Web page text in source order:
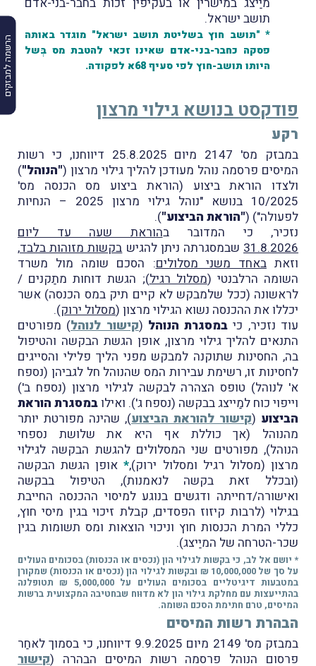
הרשמה למבזקים
תושב ישראל.
* "תושב חוץ בשליטת תושב ישראל" מוגדר באותה
פסקה כחבר-בני-אדם שאינו זכאי להטבת מס בְּשל
היותו תושב-חוץ לפי סעיף 68א לפקודה.
פודקסט בנושא גילוי מרצון
רקע
במבזק מס' 2147 מיום 25.8.2025 דיווחנו, כי רשות
המיסים פרסמה נוהל מעודכן להליך גילוי מרצון ("הנוהל"​)
ולצדו הוראת ביצוע (הוראת ביצוע מס הכנסה מס'
10/2025 בנושא "נוהל גילוי מרצון 2025 – הנחיות
לפעולה") ("הוראת הביצוע").
נזכיר, כי המדובר בהוראת שעה עד ליום
31.8.2026 שבמסגרתה ניתן להגיש בקשות מזוהות בלבד,
וזאתבאחד משני מסלולים: הסכם שומה מול משרד
השומה הרלבנטי (מסלול רגיל); הגשת דוחות מתַקנים /
לראשונה (ככל שלמבקש לא קיים תיק במס הכנסה) אשר
יכללו את ההכנסה נשוא הגילוי מרצון (מסלול ירוק).
עוד נזכיר, כי במסגרת הנוהל (קישור לנוהל) מפורטים
התנאים להליך גילוי מרצון, אופן הגשת הבקשה והטיפול
בה, החסינות שתוקנה למבקש מפני הליך פלילי והסייגים
לחסינות זו, רשימת עבירות המס שהנוהל חל לגביהן (נספח
א' לנוהל) טופס הצהרה לבקשה לגילוי מרצון (נספח ב')
וייפוי כוח למַייצג בבקשה (נספח ג'). ואילובמסגרת הוראת
הביצוע (קישור להוראת הביצוע), שהינה מפורטת יותר
מהנוהל (אך כוללת אף היא את שלושת נספחי
הנוהל), מפורטים שני המסלולים להגשת הבקשה לגילוי
מרצון (מסלול רגיל ומסלול ירוק),*אופן הגשת הבקשה
(ובכלל זאת בקשה לנאמנות), הטיפול בבקשה
ואישורה/דחייתה ודגשים בנוגע למיסוי ההכנסה החייבת
בגילוי (לרבות קיזוז הפסדים, קבלת זיכוי בגין מיסי חוץ,
כללי המרת הכנסות חוץ וניכוי הוצאות ומס תשומות בגין
שכר-הטרחה של המיַיצג).
* יושם אל לב, כי בקשות לגילוי הון (נכסים או הכנסות) בסכומים העולים
על סך של 10,000,000 ₪ ובקשות לגילוי הון (נכסים או הכנסות) שמקורן
במטבעות דיגיטליים בסכומים העולים על 5,000,000 ₪ תטופלנה
בהתייעצות עם מחלקת גילוי הון לא מדוּוח שבחטיבה המקצועית ברשות
המיסים, טרם חתימת הסכם השומה.
הבהרת רשות המיסים
במבזק מס' 2149 מיום 9.9.2025 דיווחנו, כי בסמוך לאחַר
פרסום הנוהל פרסמה רשות המיסים הבהרה (קישור